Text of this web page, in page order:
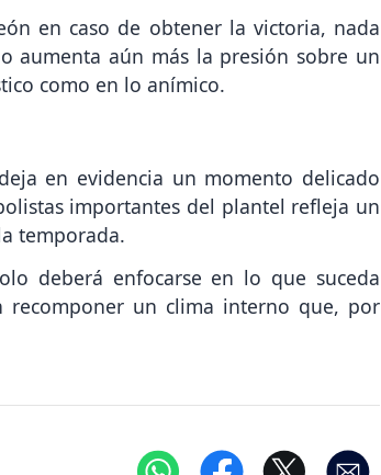
en caso de obtener la victoria, nada
aumenta aún más la presión sobre un
como en lo anímico.
en evidencia un momento delicado
importantes del plantel refleja un
temporada.
deberá enfocarse en lo que suceda
un clima interno que, por